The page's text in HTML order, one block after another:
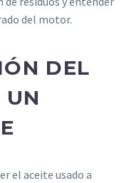
del motor.
DEL
UN
el aceite usado a